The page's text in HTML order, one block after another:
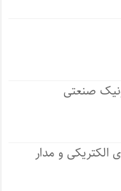
صنعتی
الکتریکی و مدار